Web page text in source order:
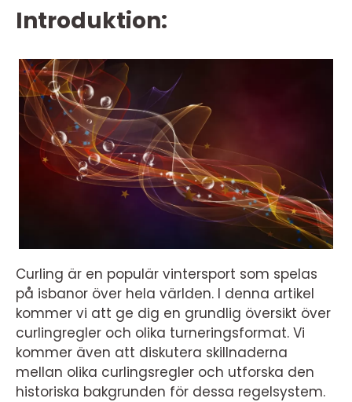
Introduktion:
Curling är en populär vintersport som spelas
på isbanor över hela världen. I denna artikel
kommer vi att ge dig en grundlig översikt över
curlingregler och olika turneringsformat. Vi
kommer även att diskutera skillnaderna
mellan olika curlingsregler och utforska den
historiska bakgrunden för dessa regelsystem.